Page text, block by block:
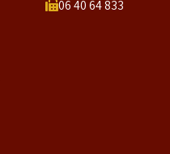
06 40 64 833